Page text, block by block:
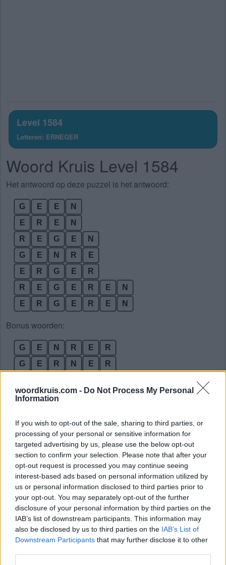
woordkruis.com - Do Not Process My Personal
Information
If you wish to opt-out of the sale, sharing to third parties, or
processing of your personal or sensitive information for
targeted advertising by us, please use the below opt-out
section to confirm your selection. Please note that after your
opt-out request is processed you may continue seeing
interest-based ads based on personal information utilized by
us or personal information disclosed to third parties prior to
your opt-out. You may separately opt-out of the further
disclosure of your personal information by third parties on the
IAB’s list of downstream participants. This information may
also be disclosed by us to third parties on the IAB’s List of
Downstream Participants that may further disclose it to other
Level 1584
Letteren: ERNEGER
Woord Kruis Level 1584
Het antwoord op deze puzzel is het antwoord:
G E E
N
E
R E
N
R
E G E
N
G
E N R
E
E
R G E
R
R
E G E R E
N
E
R G E R E N
Bonus woorden:
G E N R E
R
G
E R N E
R
N
E G R E
R
G
R E E
N
G
R E E
R
E
R
E N E
E
E
G
E N
E
G
R
E
G
R E
N
N
E R E